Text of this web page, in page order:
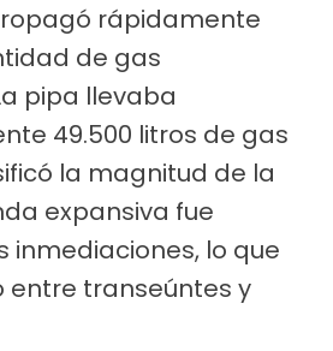
rápidamente
de gas
pipa llevaba
49.500 litros de gas
la magnitud de la
expansiva fue
inmediaciones, lo que
entre transeúntes y